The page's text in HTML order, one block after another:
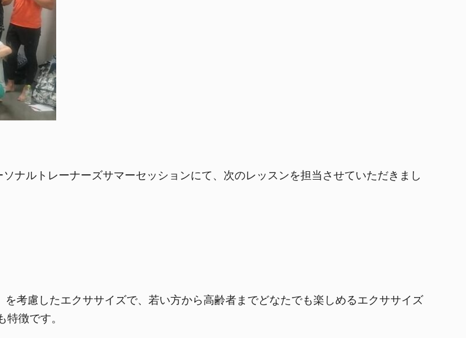
ナルトレーナーズサマーセッションにて、次のレッスンを担当させていただきまし
考慮したエクササイズで、若い方から高齢者までどなたでも楽しめるエクササイズ
徴です。